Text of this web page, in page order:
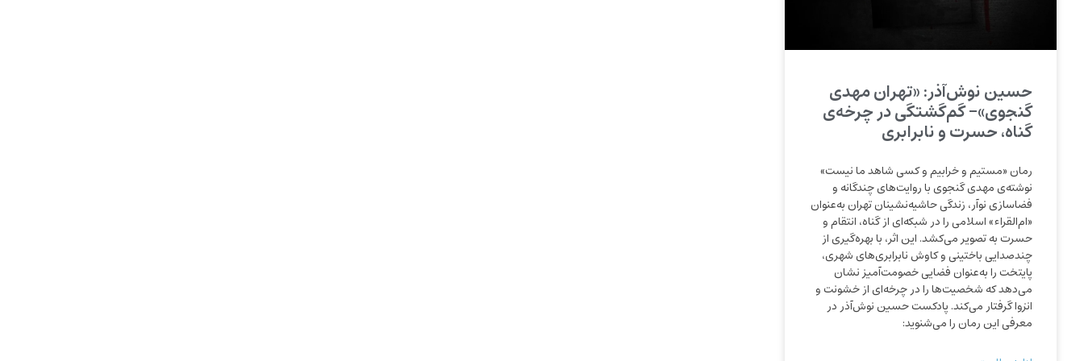
حسین نوش‌آذر: «تهران مهدی
گنجوی»- گم‌گشتگی در چرخه‌ی
گناه، حسرت و نابرابری
رمان «مستیم و خرابیم و کسی شاهد ما نیست»
نوشته‌ی مهدی گنجوی با روایت‌های چندگانه و
فضاسازی نوآر، زندگی حاشیه‌نشینان تهران به‌عنوان
«ام‌القراء» اسلامی را در شبکه‌ای از گناه، انتقام و
حسرت به تصویر می‌کشد. این اثر، با بهره‌گیری از
چندصدایی باختینی و کاوش نابرابری‌های شهری،
پایتخت را به‌عنوان فضایی خصومت‌آمیز نشان
می‌دهد که شخصیت‌ها را در چرخه‌ای از خشونت و
انزوا گرفتار می‌کند. پادکست حسین نوش‌آذر در
معرفی این رمان را می‌شنوید: